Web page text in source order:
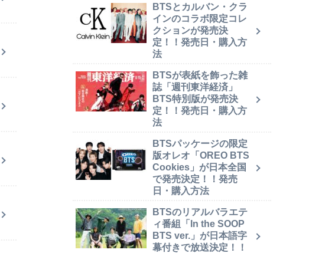
BTSとカルバン・クラ
インのコラボ限定コレ
クションが発売決
定！！発売日・購入方
法
BTSが表紙を飾った雑
誌「週刊東洋経済」
BTS特別版が発売決
定！！発売日・購入方
法
BTSパッケージの限定
版オレオ「OREO BTS
Cookies」が日本全国
で発売決定！！発売
日・購入方法
BTSのリアルバラエテ
ィ番組「In the SOOP
BTS ver.」が日本語字
幕付きで放送決定！！